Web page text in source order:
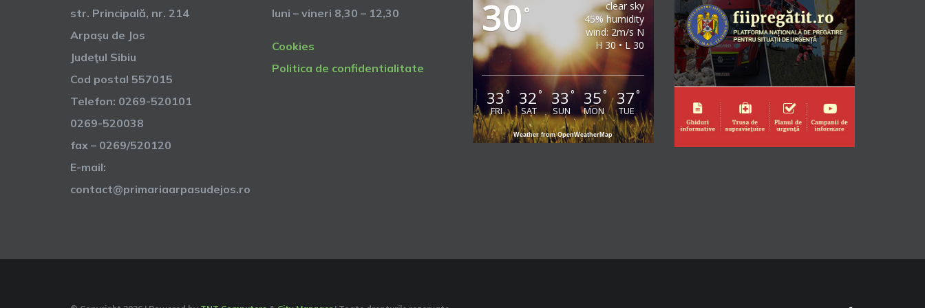
str. Principală, nr. 214
Arpaşu de Jos
Judeţul Sibiu
Cod postal 557015
Telefon: 0269-520101
0269-520038
fax – 0269/520120
E-mail:
contact@primariaarpasudejos.ro
luni – vineri 8,30 – 12,30
Cookies
Politica de confidentialitate
30°
clear sky
45% humidity
wind: 2m/s N
H 30 • L 30
33°
FRI
32°
SAT
33°
SUN
35°
MON
37°
TUE
Weather from OpenWeatherMap